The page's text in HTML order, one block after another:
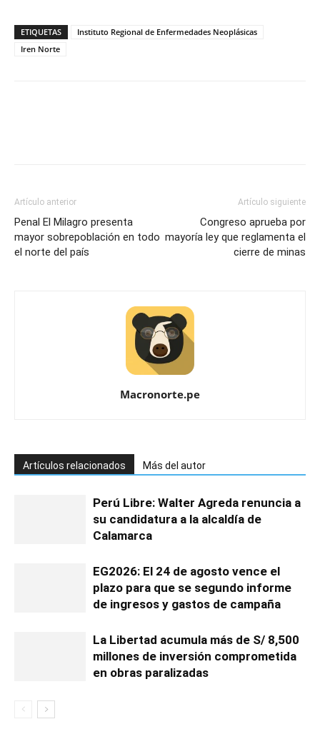
ETIQUETAS
Instituto Regional de Enfermedades Neoplásicas
Iren Norte
Artículo anterior
Penal El Milagro presenta
mayor sobrepoblación en todo
el norte del país
Artículo siguiente
Congreso aprueba por
mayoría ley que reglamenta el
cierre de minas
Macronorte.pe
Artículos relacionados Más del autor
Perú Libre: Walter Agreda renuncia a
su candidatura a la alcaldía de
Calamarca
EG2026: El 24 de agosto vence el
plazo para que se segundo informe
de ingresos y gastos de campaña
La Libertad acumula más de S/ 8,500
millones de inversión comprometida
en obras paralizadas